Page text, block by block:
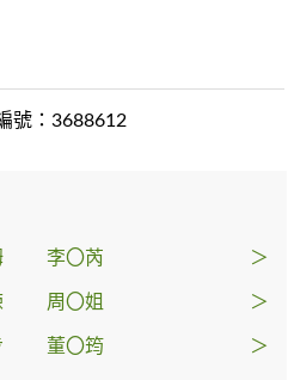
號：3688612
李〇芮 ＞
周〇姐 ＞
董〇筠 ＞